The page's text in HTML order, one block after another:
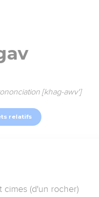
[khag-awv']
relatifs
(d'un rocher)